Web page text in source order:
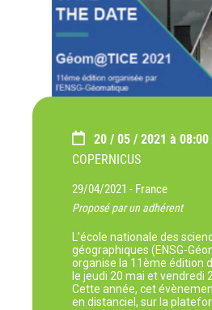
20 / 05 / 2021 à 08:00
COPERNICUS
29/04/2021 - France
Proposé par un adhérent
L’école nationale des
géographiques (ENSG-
organise la 11ème édition
le jeudi 20 mai et vendredi
Cette année, cet
en distanciel, sur la